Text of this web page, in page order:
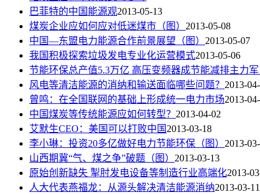
巴菲特的中国能源观2013-05-13
煤炭企业应如何应对低迷煤市（图） 2013-05-08
中国—东盟电力能源合作前景展望（图） 2013-05-07
我国积极探索垃圾发电专业化运营模式2013-05-06
节能环保总产值5.3万亿 高压变频器成节能减排主力军
风电等清洁能源的消纳和输送面临哪些问题？ 2013-
曾鸣：在全国联网的基础上形成统一电力市场2013-
中国煤炭等传统能源应如何转型？ 2013-04-02
艾默生CEO：美国可以打败中国 2013-03-18
李小琳：投资20多亿做好电力节能环保（图） 2013-
山西期冀“气、煤之争”破题（图） 2013-03-13
原始创新缺失 掣肘发电设备等制造行业高端化2013-
人大代表燕福龙：从源头解决清洁能源消纳2013-03-11